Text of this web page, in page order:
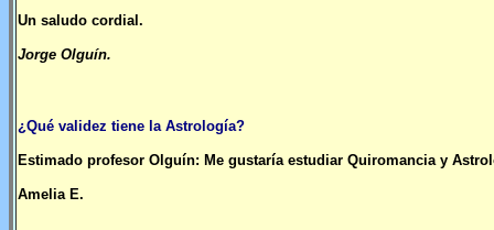
Un saludo cordial.
Jorge Olguín.
¿Qué validez tiene la Astrología?
Estimado profesor Olguín: Me gustaría estudiar Quiromancia y
Amelia E.